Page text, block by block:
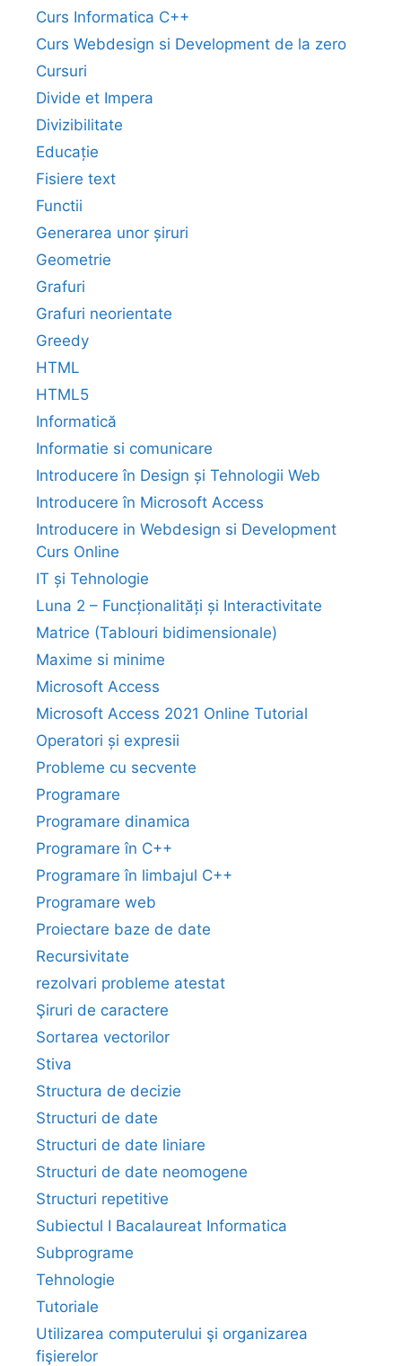
Curs Informatica C++
Curs Webdesign si Development de la zero
Cursuri
Divide et Impera
Divizibilitate
Educație
Fisiere text
Functii
Generarea unor șiruri
Geometrie
Grafuri
Grafuri neorientate
Greedy
HTML
HTML5
Informatică
Informatie si comunicare
Introducere în Design și Tehnologii Web
Introducere în Microsoft Access
Introducere in Webdesign si Development
Curs Online
IT și Tehnologie
Luna 2 – Funcționalități și Interactivitate
Matrice (Tablouri bidimensionale)
Maxime si minime
Microsoft Access
Microsoft Access 2021 Online Tutorial
Operatori și expresii
Probleme cu secvente
Programare
Programare dinamica
Programare în C++
Programare în limbajul C++
Programare web
Proiectare baze de date
Recursivitate
rezolvari probleme atestat
Şiruri de caractere
Sortarea vectorilor
Stiva
Structura de decizie
Structuri de date
Structuri de date liniare
Structuri de date neomogene
Structuri repetitive
Subiectul I Bacalaureat Informatica
Subprograme
Tehnologie
Tutoriale
Utilizarea computerului şi organizarea
fişierelor